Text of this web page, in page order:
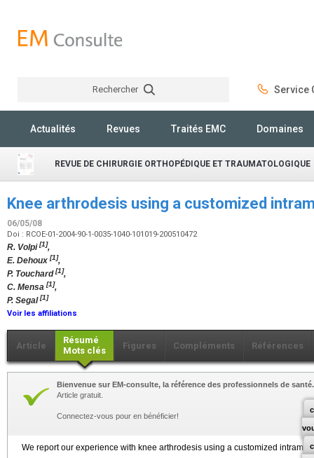
Rechercher Service
Actualités Revues Traités EMC Domaines
REVUE DE CHIRURGIE ORTHOPÉDIQUE ET TRAUMATOLOGIQUE
Knee arthrodesis using a customized
06/05/08
Doi : RCOE-01-2004-90-1-0035-1040-101019-200510472
R. Volpi[1],
E. Dehoux [1],
P. Touchard[1],
C. Mensa [1],
P. Segal[1]
Voir les affiliations
Article
Résumé
Mots clés
Figures Compléments Références
Bienvenue sur EM-consulte, la référence des professionnels de santé.
Article gratuit.
Connectez-vous pour en bénéficier!
We report our experience with knee arthrodesis using a customized